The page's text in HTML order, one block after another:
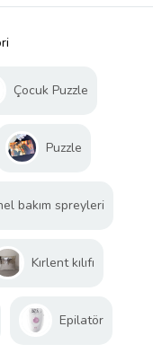
Çocuk Puzzle
Puzzle
bakım spreyleri
Kırlent kılıfı
Epilatör